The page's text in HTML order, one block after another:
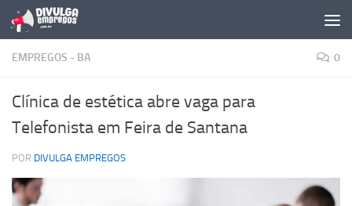
Skip to content
EMPREGOS - BA 0
Clínica de estética abre vaga para
Telefonista em Feira de Santana
POR DIVULGA EMPREGOS